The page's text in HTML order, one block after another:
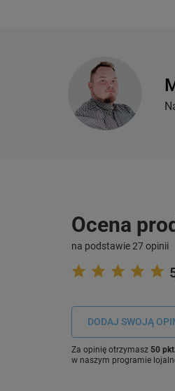
Ocena
na podstawie 27 opinii
DODAJ SWOJĄ
Za opinię otrzymasz 50
w naszym programie